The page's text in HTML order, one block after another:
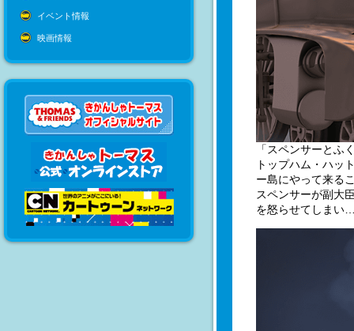
イベント情報
映画情報
「スペンサーとふ
トップハム・ハッ
ー島にやって来る
スペンサーが副大
を怒らせてしまい